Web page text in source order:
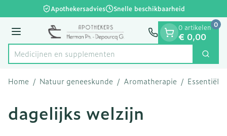
Ga naar de inhoudApothekersadvies Snelle beschikbaarheid
Menu
Product, merk, categorie...
Medicijnen Zoek
0 artikelen
€ 0,00
0
Home / Natuur geneeskunde / Aromatherapie / Essentiële
dagelijks welzijn